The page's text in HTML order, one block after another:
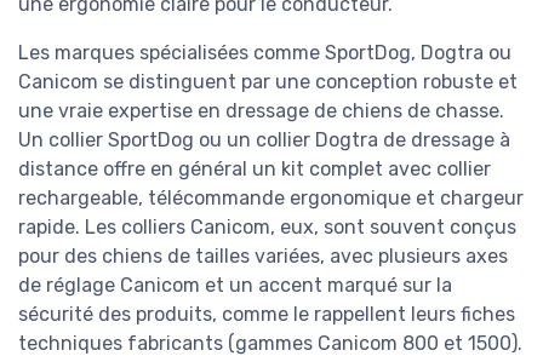
Les marques spécialisées comme SportDog, Dogtra ou
Canicom se distinguent par une conception robuste et
une vraie expertise en dressage de chiens de chasse.
Un collier SportDog ou un collier Dogtra de dressage à
distance offre en général un kit complet avec collier
rechargeable, télécommande ergonomique et chargeur
rapide. Les colliers Canicom, eux, sont souvent conçus
pour des chiens de tailles variées, avec plusieurs axes
de réglage Canicom et un accent marqué sur la
sécurité des produits, comme le rappellent leurs fiches
techniques fabricants (gammes Canicom 800 et 1500).